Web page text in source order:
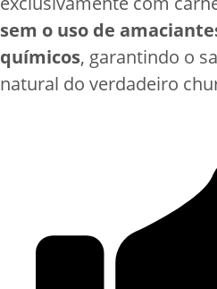
sem o uso de
químicos, garantindo o
natural do verdadeiro